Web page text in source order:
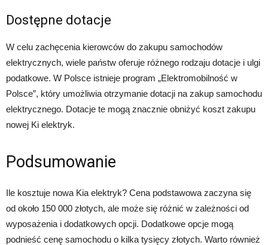
Dostępne dotacje
W celu zachęcenia kierowców do zakupu samochodów
elektrycznych, wiele państw oferuje różnego rodzaju dotacje i ulgi
podatkowe. W Polsce istnieje program „Elektromobilność w
Polsce”, który umożliwia otrzymanie dotacji na zakup samochodu
elektrycznego. Dotacje te mogą znacznie obniżyć koszt zakupu
nowej Ki elektryk.
Podsumowanie
Ile kosztuje nowa Kia elektryk? Cena podstawowa zaczyna się
od około 150 000 złotych, ale może się różnić w zależności od
wyposażenia i dodatkowych opcji. Dodatkowe opcje mogą
podnieść cenę samochodu o kilka tysięcy złotych. Warto również